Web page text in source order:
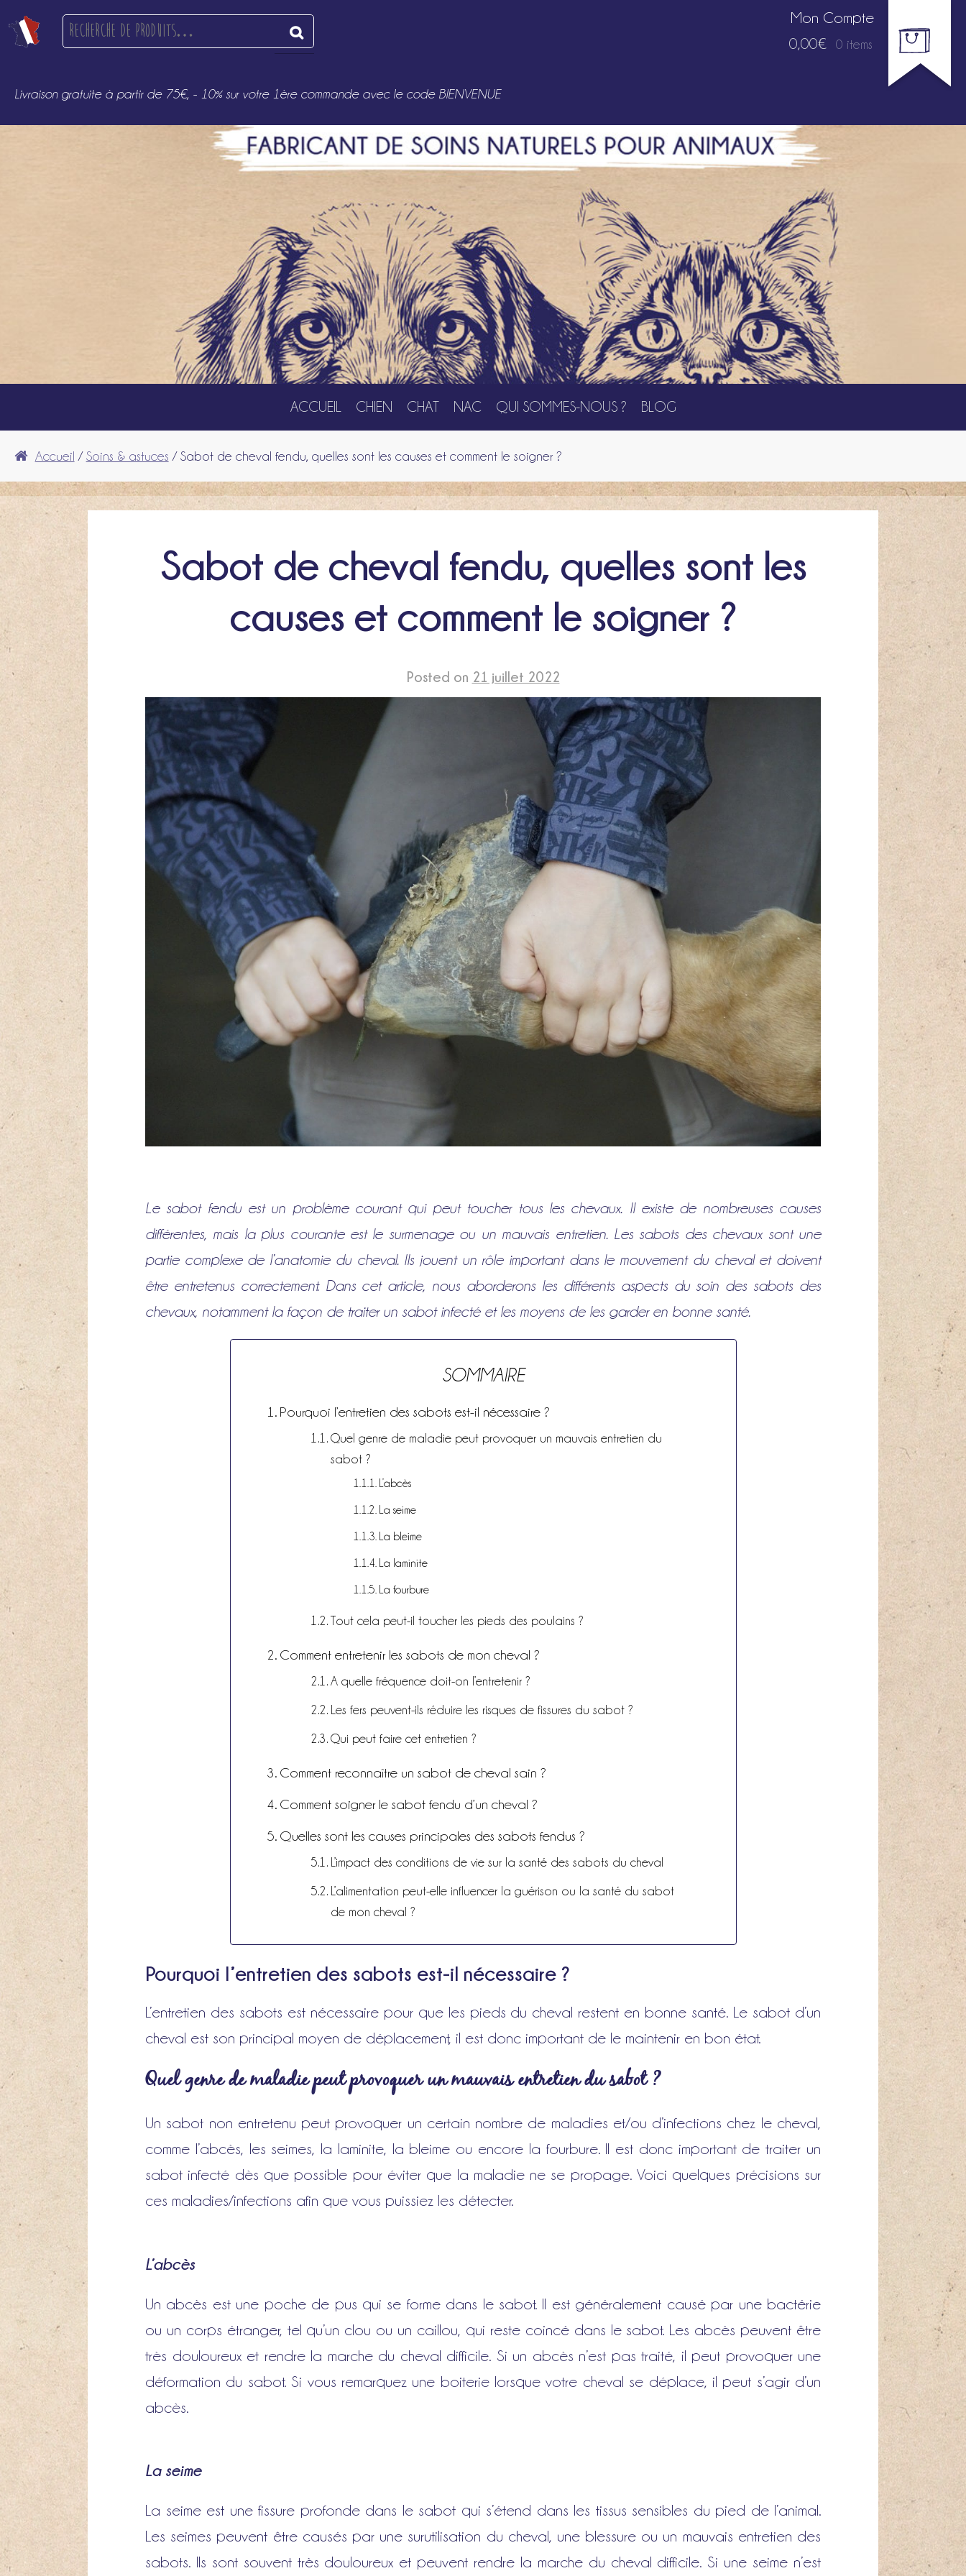
Mon Compte
0,00€
0 items
Recherche
pour :
Livraison gratuite à partir de 75€, - 10% sur votre 1ère commande avec le code BIENVENUE
ACCUEIL CHIEN CHAT NAC QUI SOMMES-NOUS ? BLOG
Accueil / Soins & astuces / Sabot de cheval fendu, quelles sont les causes et comment le soigner ?
Sabot de cheval fendu, quelles sont les
causes et comment le soigner ?
Posted on 21 juillet 2022
Le sabot fendu est un problème courant qui peut toucher tous les chevaux. Il existe de nombreuses causes
différentes, mais la plus courante est le surmenage ou un mauvais entretien. Les sabots des chevaux sont une
partie complexe de l’anatomie du cheval. Ils jouent un rôle important dans le mouvement du cheval et doivent
être entretenus correctement. Dans cet article, nous aborderons les différents aspects du soin des sabots des
chevaux, notamment la façon de traiter un sabot infecté et les moyens de les garder en bonne santé.
SOMMAIRE
Pourquoi l’entretien des sabots est-il nécessaire ?
Quel genre de maladie peut provoquer un mauvais entretien du
sabot ?
L’abcès
La seime
La bleime
La laminite
La fourbure
Tout cela peut-il toucher les pieds des poulains ?
Comment entretenir les sabots de mon cheval ?
A quelle fréquence doit-on l’entretenir ?
Les fers peuvent-ils réduire les risques de fissures du sabot ?
Qui peut faire cet entretien ?
Comment reconnaître un sabot de cheval sain ?
Comment soigner le sabot fendu d’un cheval ?
Quelles sont les causes principales des sabots fendus ?
L’impact des conditions de vie sur la santé des sabots du cheval
L’alimentation peut-elle influencer la guérison ou la santé du sabot
de mon cheval ?
Pourquoi l’entretien des sabots est-il nécessaire ?
L’entretien des sabots est nécessaire pour que les pieds du cheval restent en bonne santé. Le sabot d’un
cheval est son principal moyen de déplacement, il est donc important de le maintenir en bon état.
Quel genre de maladie peut provoquer un mauvais entretien du sabot ?
Un sabot non entretenu peut provoquer un certain nombre de maladies et/ou d’infections chez le cheval,
comme l’abcès, les seimes, la laminite, la bleime ou encore la fourbure. Il est donc important de traiter un
sabot infecté dès que possible pour éviter que la maladie ne se propage. Voici quelques précisions sur
ces maladies/infections afin que vous puissiez les détecter.
L’abcès
Un abcès est une poche de pus qui se forme dans le sabot. Il est généralement causé par une bactérie
ou un corps étranger, tel qu’un clou ou un caillou, qui reste coincé dans le sabot. Les abcès peuvent être
très douloureux et rendre la marche du cheval difficile. Si un abcès n’est pas traité, il peut provoquer une
déformation du sabot. Si vous remarquez une boiterie lorsque votre cheval se déplace, il peut s’agir d’un
abcès.
La seime
La seime est une fissure profonde dans le sabot qui s’étend dans les tissus sensibles du pied de l’animal.
Les seimes peuvent être causés par une surutilisation du cheval, une blessure ou un mauvais entretien des
sabots. Ils sont souvent très douloureux et peuvent rendre la marche du cheval difficile. Si une seime n’est
Navigation
de
l’article